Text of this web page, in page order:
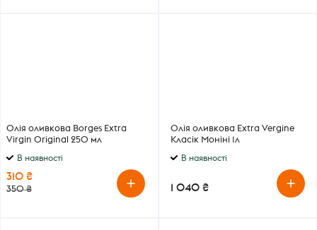
Олія оливкова Borges Extra
Virgin Original 250 мл
В наявності
310 ₴
350 ₴
Олія оливкова Extra Vergine
Класік Моніні 1л
В наявності
1 040 ₴